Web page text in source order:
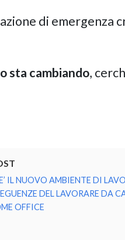
di emergenza
sta cambiando,
IL NUOVO AMBIENTE DI
DEL LAVORARE DA
OFFICE